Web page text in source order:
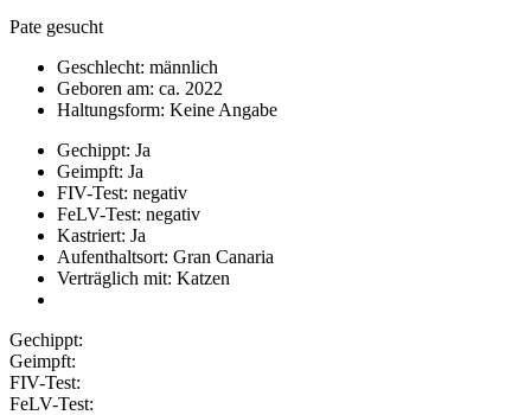
Pate gesucht
Geschlecht: männlich
Geboren am: ca. 2022
Haltungsform: Keine Angabe
Gechippt: Ja
Geimpft: Ja
FIV-Test: negativ
FeLV-Test: negativ
Kastriert: Ja
Aufenthaltsort: Gran Canaria
Verträglich mit: Katzen
Gechippt:
Geimpft:
FIV-Test:
FeLV-Test: